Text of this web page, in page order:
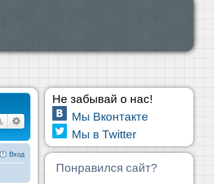
Вход
Не забывай о нас!
Мы Вконтакте
Мы в Twitter
Понравился сайт?